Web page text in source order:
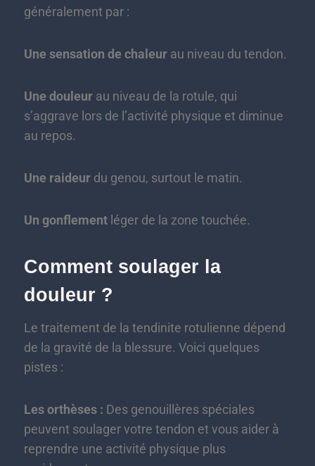
généralement par :
Une sensation de chaleur au niveau du tendon.
Une douleur au niveau de la rotule, qui
s’aggrave lors de l’activité physique et diminue
au repos.
Une raideur du genou, surtout le matin.
Un gonflement léger de la zone touchée.
Comment soulager la
douleur ?
Le traitement de la tendinite rotulienne dépend
de la gravité de la blessure. Voici quelques
pistes :
Les orthèses : Des genouillères spéciales
peuvent soulager votre tendon et vous aider à
reprendre une activité physique plus